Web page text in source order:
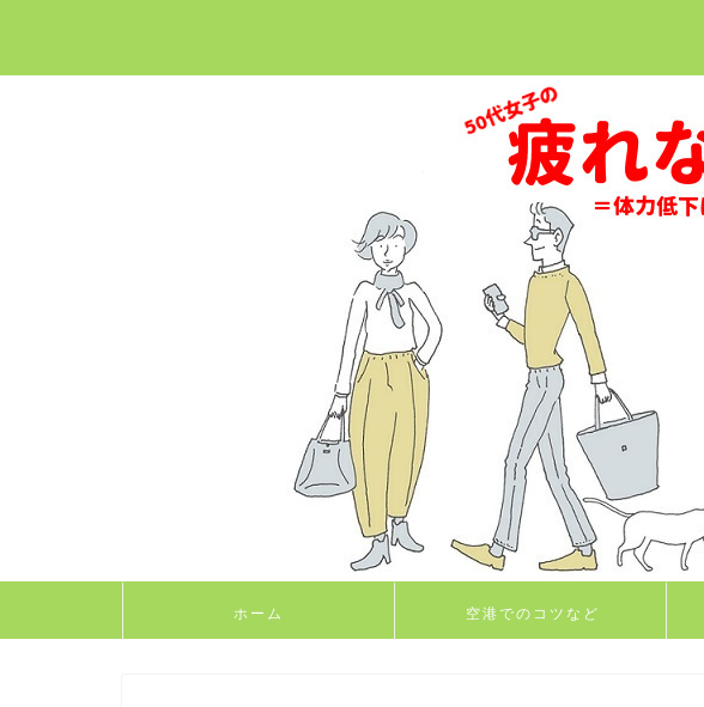
ホーム 空港でのコツなど